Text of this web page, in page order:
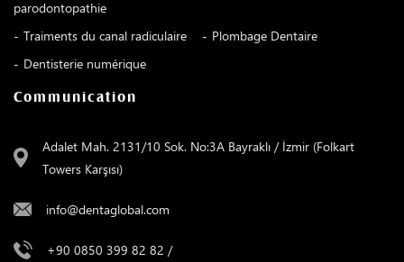
parodontopathie
Traiments du canal radiculaire
Plombage Dentaire
Dentisterie numérique
Communication
Adalet Mah. 2131/10 Sok. No:3A Bayraklı / İzmir (Folkart
Towers Karşısı)
info@dentaglobal.com
+90 0850 399 82 82 /